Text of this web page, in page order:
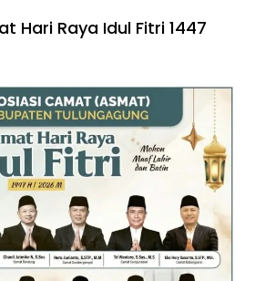
Hari Raya Idul Fitri 1447